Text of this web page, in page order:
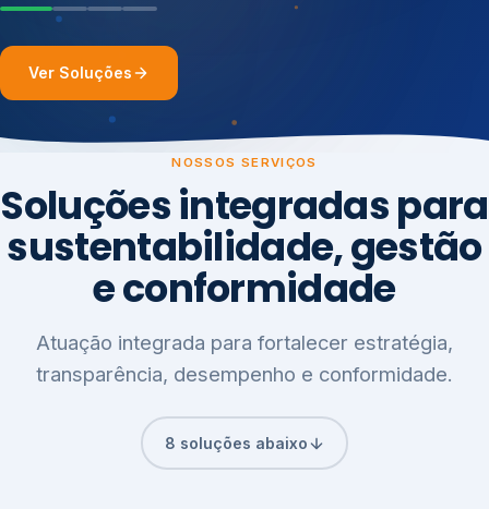
Ver Soluções
NOSSOS SERVIÇOS
Soluções integradas para
sustentabilidade, gestão
e conformidade
Atuação integrada para fortalecer estratégia,
transparência, desempenho e conformidade.
8 soluções abaixo